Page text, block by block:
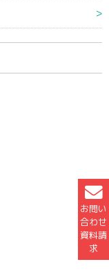
お問い
合わせ
資料請
求